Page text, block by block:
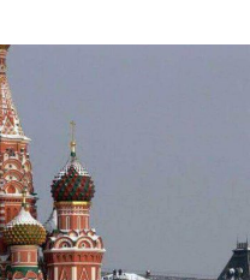
Coste,
Documentos
necesarios
y
Procedimiento